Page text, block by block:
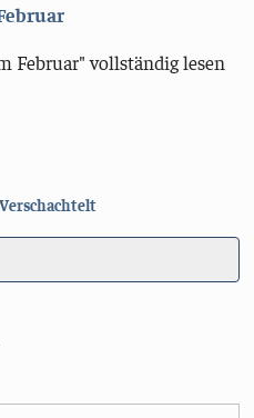
Februar" vollständig lesen
Verschachtelt